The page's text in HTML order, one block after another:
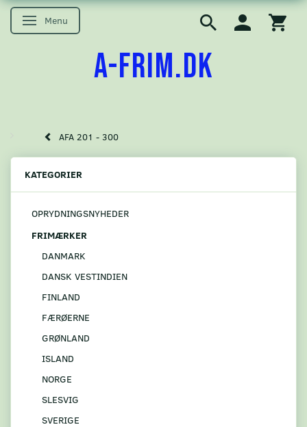
Skifte navigation
Menu
A-FRIM.DK
AFA 201 - 300
KATEGORIER
OPRYDNINGSNYHEDER
FRIMÆRKER
DANMARK
DANSK VESTINDIEN
FINLAND
FÆRØERNE
GRØNLAND
ISLAND
NORGE
SLESVIG
SVERIGE